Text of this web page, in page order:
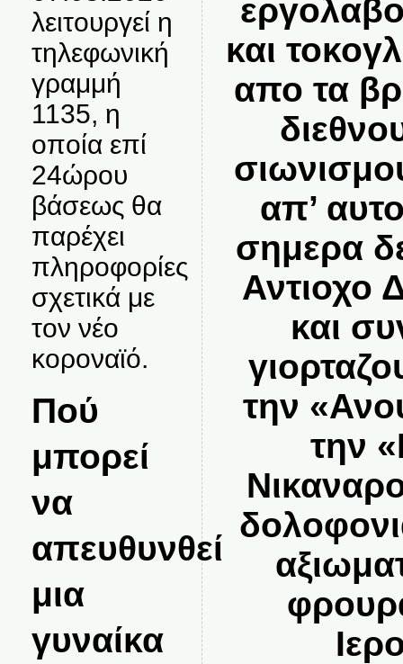
λειτουργεί η
τηλεφωνική
γραμμή
1135, η
οποία επί
24ώρου
βάσεως θα
παρέχει
πληροφορίες
σχετικά με
τον νέο
κοροναϊό.
Πού
μπορεί
να
απευθυνθεί
μια
γυναίκα
και
απο τα
απ’
σημερα
Αντιοχο
και
την
την